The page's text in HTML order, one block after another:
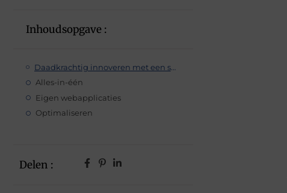
Inhoudsopgave :
Daadkrachtig innoveren met een shopware partner
Alles-in-één
Eigen webapplicaties
Optimaliseren
Delen :